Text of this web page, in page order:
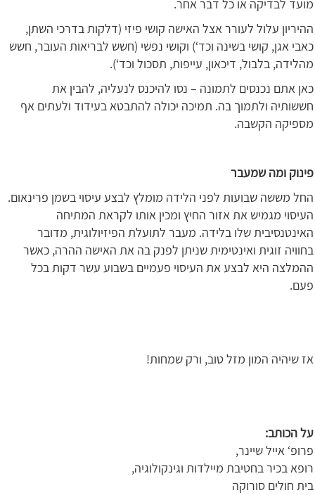
מועד לבדיקה או כל דבר אחר.
ההיריון עלול לעורר אצל האישה קושי פיזי (דלקות בדרכי השתן,
כאבי אגן, קושי בשינה וכד‘) וקושי נפשי (חשש לבריאות העובר, חשש
מהלידה, בלבול, דיכאון, עייפות, תסכול וכד‘).
כאן אתם נכנסים לתמונה – נסו להיכנס לנעליה, להבין את
חששותיה ולתמוך בה. תמיכה יכולה להתבטא בעידוד ולעתים אף
מספיקה הקשבה.
פינוק ומה שמעבר
החל מששה שבועות לפני הלידה מומלץ לבצע עיסוי בשמן פרינאום.
העיסוי מגמיש את אזור החיץ ומכין אותו לקראת המתיחה
האינטנסיבית שלו בלידה. מעבר לתועלת הפיזיולוגית, מדובר
בחוויה זוגית ואינטימית שניתן לפנק בה את האישה ההרה, כאשר
ההמלצה היא לבצע את העיסוי פעמיים בשבוע עשר דקות בכל
פעם.
אז שיהיה המון מזל טוב, ורק שמחות!
על הכותב:
פרופ‘ אייל שיינר,
רופא בכיר בחטיבת מיילדות וגינקולוגיה,
בית חולים סורוקה